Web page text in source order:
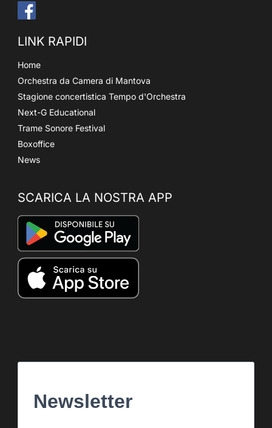
LINK RAPIDI
Home
Orchestra da Camera di Mantova
Stagione concertistica Tempo d'Orchestra
Next-G Educational
Trame Sonore Festival
Boxoffice
News
SCARICA LA NOSTRA APP
Newsletter